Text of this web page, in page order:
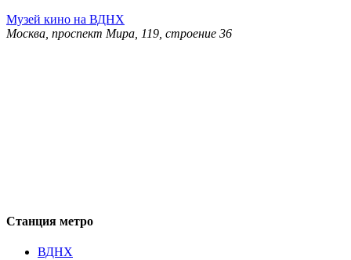
Музей кино на ВДНХ
Москва, проспект Мира, 119, строение 36
Станция метро
ВДНХ